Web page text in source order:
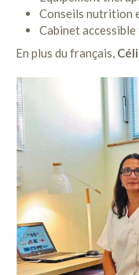
Conseils nutrition
Cabinet
En plus du français,